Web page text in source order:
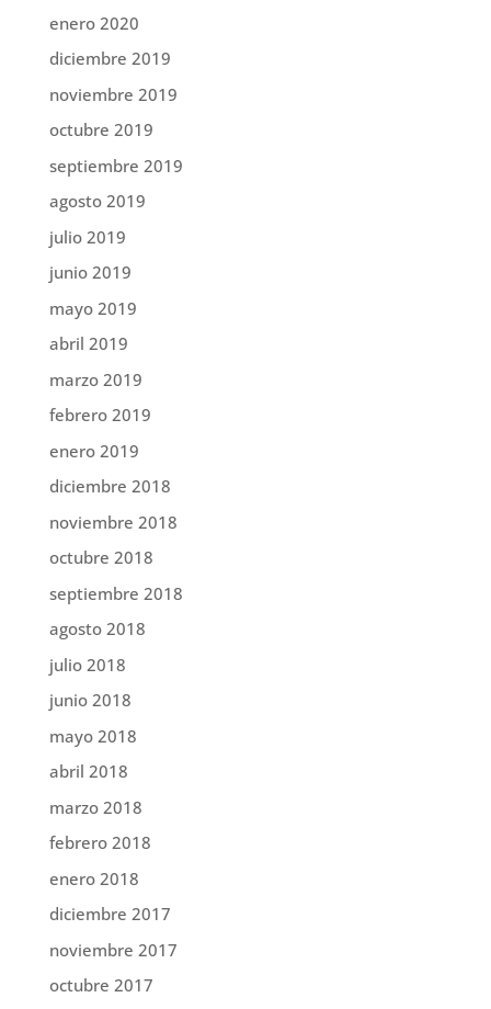
enero 2020
diciembre 2019
noviembre 2019
octubre 2019
septiembre 2019
agosto 2019
julio 2019
junio 2019
mayo 2019
abril 2019
marzo 2019
febrero 2019
enero 2019
diciembre 2018
noviembre 2018
octubre 2018
septiembre 2018
agosto 2018
julio 2018
junio 2018
mayo 2018
abril 2018
marzo 2018
febrero 2018
enero 2018
diciembre 2017
noviembre 2017
octubre 2017